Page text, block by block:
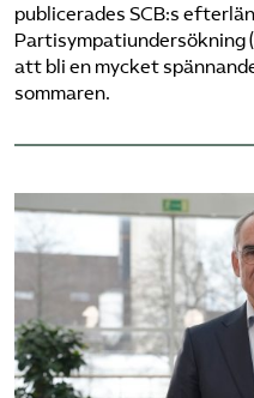
publicerades SCB:s
Partisympatiundersökning
att bli en mycket
sommaren.